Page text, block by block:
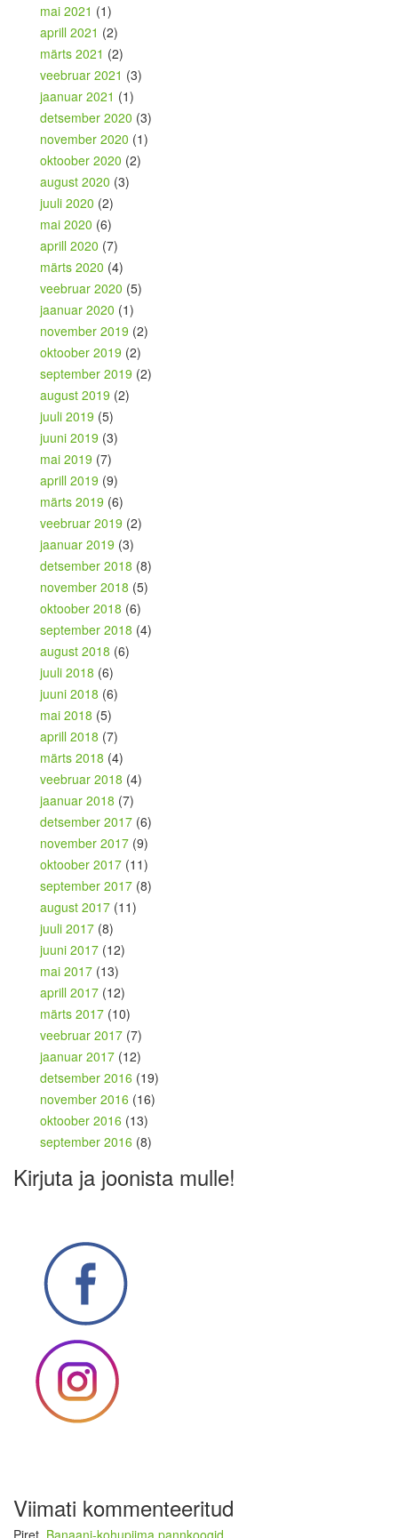
mai 2021 (1)
aprill 2021 (2)
märts 2021 (2)
veebruar 2021 (3)
jaanuar 2021 (1)
detsember 2020 (3)
november 2020 (1)
oktoober 2020 (2)
august 2020 (3)
juuli 2020 (2)
mai 2020 (6)
aprill 2020 (7)
märts 2020 (4)
veebruar 2020 (5)
jaanuar 2020 (1)
november 2019 (2)
oktoober 2019 (2)
september 2019 (2)
august 2019 (2)
juuli 2019 (5)
juuni 2019 (3)
mai 2019 (7)
aprill 2019 (9)
märts 2019 (6)
veebruar 2019 (2)
jaanuar 2019 (3)
detsember 2018 (8)
november 2018 (5)
oktoober 2018 (6)
september 2018 (4)
august 2018 (6)
juuli 2018 (6)
juuni 2018 (6)
mai 2018 (5)
aprill 2018 (7)
märts 2018 (4)
veebruar 2018 (4)
jaanuar 2018 (7)
detsember 2017 (6)
november 2017 (9)
oktoober 2017 (11)
september 2017 (8)
august 2017 (11)
juuli 2017 (8)
juuni 2017 (12)
mai 2017 (13)
aprill 2017 (12)
märts 2017 (10)
veebruar 2017 (7)
jaanuar 2017 (12)
detsember 2016 (19)
november 2016 (16)
oktoober 2016 (13)
september 2016 (8)
Kirjuta ja joonista mulle!
Viimati kommenteeritud
Piret Banaani-kohupiima pannkoogid